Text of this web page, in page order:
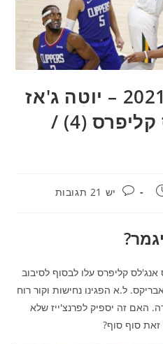
פריוויו פלייאוף 2021 – יוטה ג'אז
(1) – לוס אנג'לס קליפרס (4) /
תגובות:
יש 21 תגובות
קליפרס עלו לבסוף לסיבוב
ל.א הפגינו נחישות וקור רוח
האם זה יספיק לפרנצ'ייז שלא
סוף סוף?